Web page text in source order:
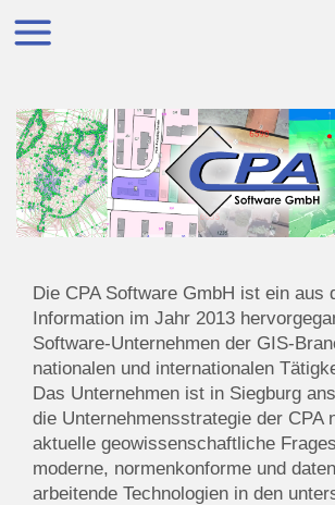
Die CPA Software GmbH ist ein aus
Information im Jahr 2013
Software-Unternehmen der GIS-
nationalen und internationalen
Das Unternehmen ist in Siegburg
die Unternehmensstrategie der CPA
aktuelle geowissenschaftliche
moderne, normenkonforme und
arbeitende Technologien in den